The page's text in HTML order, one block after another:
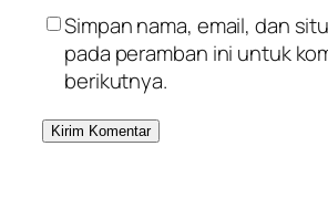
Simpan nama, email, dan
pada peramban ini untuk
berikutnya.